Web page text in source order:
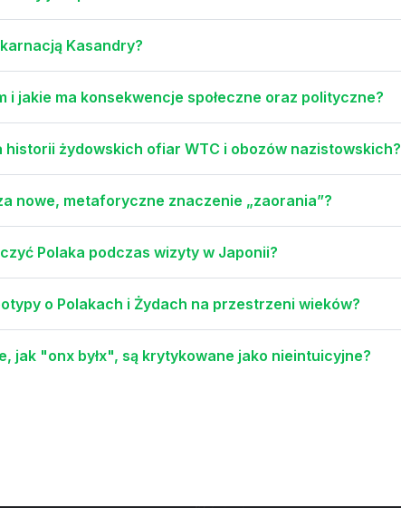
Kasandry?
i jakie ma konsekwencje społeczne oraz polityczne?
historii żydowskich ofiar WTC i obozów nazistowskich?
nowe, metaforyczne znaczenie „zaorania”?
Polaka podczas wizyty w Japonii?
o Polakach i Żydach na przestrzeni wieków?
jak "onx byłx", są krytykowane jako nieintuicyjne?